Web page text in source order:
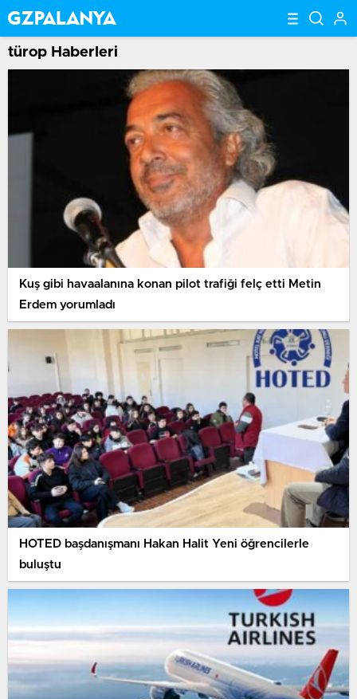
türop Haberleri
Kuş gibi havaalanına konan pilot trafiği felç etti Metin
Erdem yorumladı
HOTED başdanışmanı Hakan Halit Yeni öğrencilerle
buluştu